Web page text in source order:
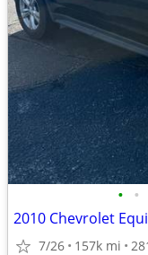
• •
2010 Chevrolet
7/26 157k mi